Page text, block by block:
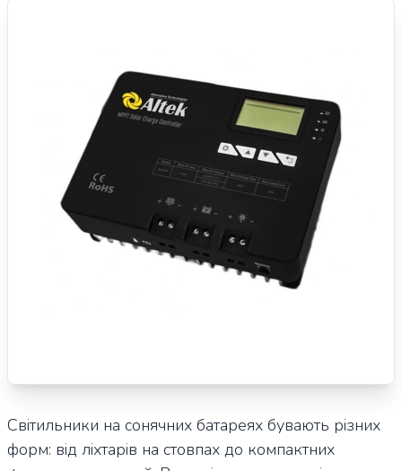
Світильники на сонячних батареях бувають різних
форм: від ліхтарів на стовпах до компактних